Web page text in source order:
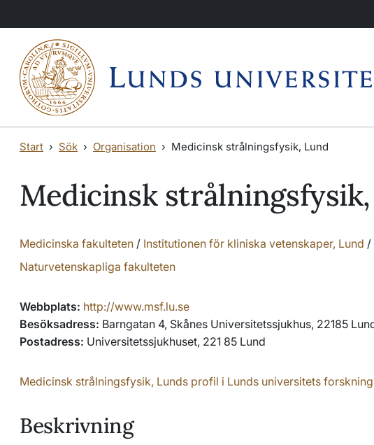
Start Sök Organisation Medicinsk strålningsfysik, Lund
Medicinsk
Medicinska fakulteten / Institutionen för kliniska vetenskaper, Lund /
Naturvetenskapliga fakulteten
Webbplats: http://www.msf.lu.se
Besöksadress: Barngatan 4, Skånes Universitetssjukhus, 22185
Postadress: Universitetssjukhuset, 221 85 Lund
Medicinsk strålningsfysik, Lunds profil i Lunds universitets
Beskrivning